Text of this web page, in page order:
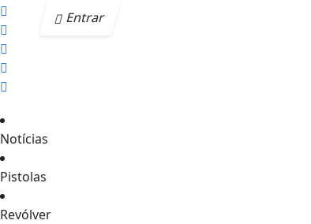
Entrar
Notícias
Pistolas
Revólver